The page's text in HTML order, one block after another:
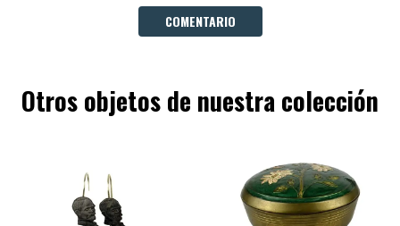
COMENTARIO
Otros objetos de nuestra colección